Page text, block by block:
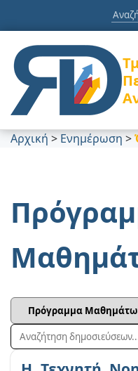
Αρχική > Ενημέρωση >